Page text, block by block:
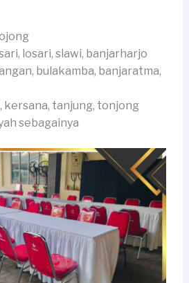
losari, slawi, banjarharjo
bulakamba, banjaratma,
kersana, tanjung, tonjong
sebagainya